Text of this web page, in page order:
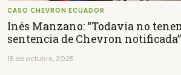
CASO CHEVRON ECUADOR
Inés Manzano: “Todavía no
sentencia de Chevron notificada”
15 de octubre, 2025